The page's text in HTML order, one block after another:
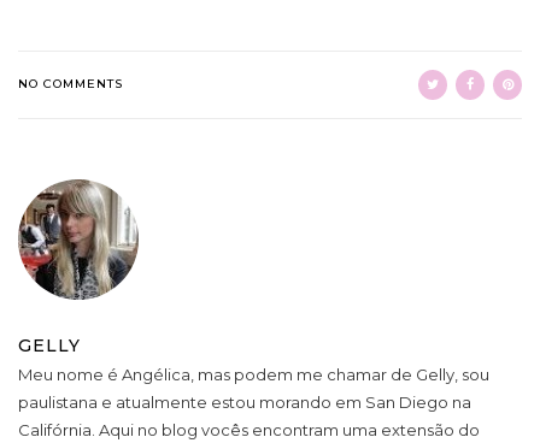
NO COMMENTS
GELLY
Meu nome é Angélica, mas podem me chamar de Gelly, sou
paulistana e atualmente estou morando em San Diego na
Califórnia. Aqui no blog vocês encontram uma extensão do